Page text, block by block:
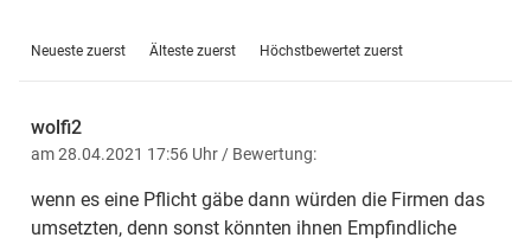
Neueste zuerst Älteste zuerst Höchstbewertet zuerst
wolfi2
am 28.04.2021 17:56 Uhr / Bewertung:
wenn es eine Pflicht gäbe dann würden die Firmen das
umsetzten, denn sonst könnten ihnen Empfindliche